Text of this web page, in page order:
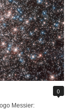
0
Messier: